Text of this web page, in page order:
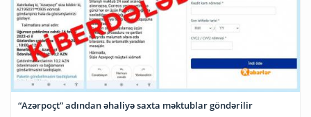
“Azərpoçt” adından əhaliyə saxta məktublar göndərilir